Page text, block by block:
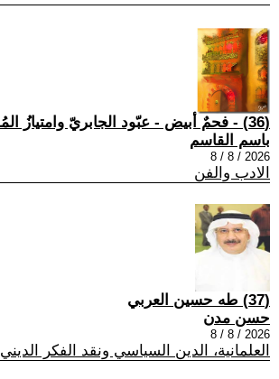
(36) - فحمٌ أبيض - عبّود الجابريّ وامتيازُ المُفارقَة
باسم القاسم
2026 / 8 / 8
الادب والفن
(37) طه حسين العربي
حسن مدن
2026 / 8 / 8
العلمانية، الدين السياسي ونقد الفكر الديني